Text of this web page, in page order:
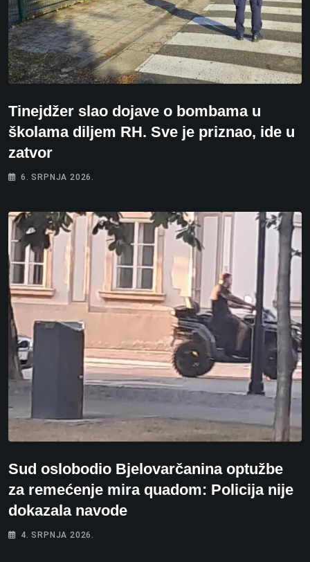
Tinejdžer slao dojave o bombama u
školama diljem RH. Sve je priznao, ide u
zatvor
6. SRPNJA 2026.
Sud oslobodio Bjelovarčanina optužbe
za remećenje mira quadom: Policija nije
dokazala navode
4. SRPNJA 2026.